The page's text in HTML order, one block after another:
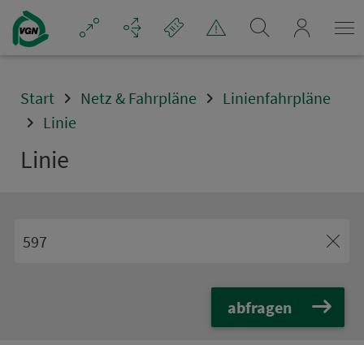
Navigation überspringen
Start Netz & Fahrpläne
Linienfahrpläne
Linie
Linie
abfragen